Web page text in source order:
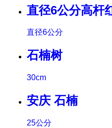
直径6公分高杆
直径6公分
石楠树
30cm
安庆 石楠
25公分